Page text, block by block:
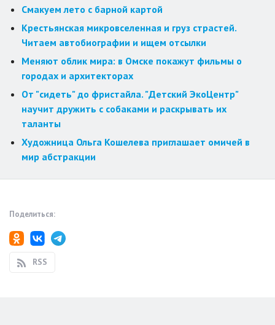
Смакуем лето с барной картой
Крестьянская микровселенная и груз страстей.
Читаем автобиографии и ищем отсылки
Меняют облик мира: в Омске покажут фильмы о
городах и архитекторах
От "сидеть" до фристайла. "Детский ЭкоЦентр"
научит дружить с собаками и раскрывать их
таланты
Художница Ольга Кошелева приглашает омичей в
мир абстракции
Поделиться:
RSS